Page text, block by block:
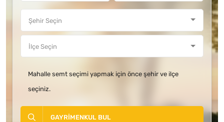
Mahalle semt seçimi yapmak için önce şehir ve ilçe
seçiniz.
GAYRIMENKUL BUL